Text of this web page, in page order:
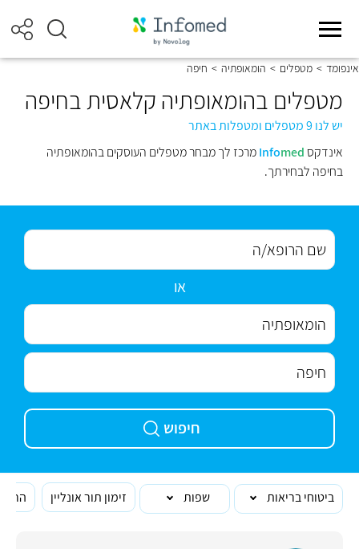
אינפומד > מטפלים > הומאופתיה > חיפה
מטפלים בהומאופתיה קלאסית בחיפה
יש לנו 9 מטפלים ומטפלות באתר
אינדקס
Infomed
מרכז לך מבחר מטפלים העוסקים בהומאופתיה
בחיפה לבחירתך.
או
חיפוש
ביטוחי בריאות שפות זימון תור אונליין